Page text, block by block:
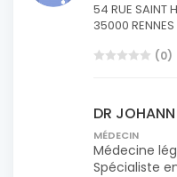
54 RUE SAINT
35000 RENNES
(0)
DR
MÉDECIN
Médecine
Spécialiste